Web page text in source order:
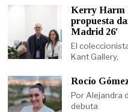
Kerry Harm
propuesta
Madrid 26′
El
Kant Gallery,
Rocío
Por Alejandra
debuta